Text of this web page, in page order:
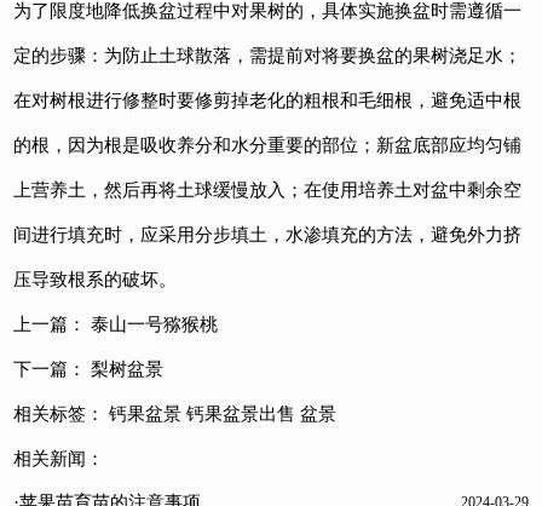
为了限度地降低换盆过程中对果树的，具体实施换盆时需遵循一
定的步骤：为防止土球散落，需提前对将要换盆的果树浇足水；
在对树根进行修整时要修剪掉老化的粗根和毛细根，避免适中根
的根，因为根是吸收养分和水分重要的部位；新盆底部应均匀铺
上营养土，然后再将土球缓慢放入；在使用培养土对盆中剩余空
间进行填充时，应采用分步填土，水渗填充的方法，避免外力挤
压导致根系的破坏。
上一篇：泰山一号猕猴桃
下一篇：梨树盆景
相关标签：钙果盆景 钙果盆景出售 盆景
相关新闻：